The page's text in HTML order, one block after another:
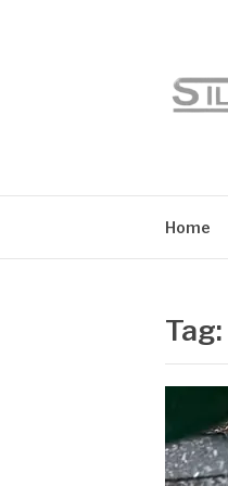
Home
Tag: